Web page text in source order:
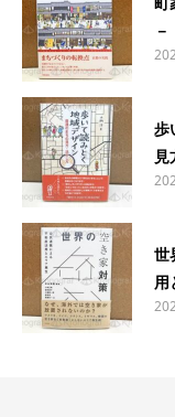
－
歩
見
世
用